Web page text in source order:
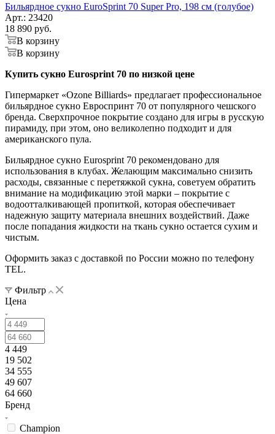
Бильярдное сукно EuroSprint 70 Super Pro, 198 см (голубое)
Арт.: 23420
18 890 руб.
В корзину
В корзину
Купить сукно Eurosprint 70 по низкой цене
Гипермаркет «Ozone Billiards» предлагает профессиональное
бильярдное сукно Евроспринт 70 от популярного чешского
бренда. Сверхпрочное покрытие создано для игры в русскую
пирамиду, при этом, оно великолепно подходит и для
американского пула.
Бильярдное сукно Eurosprint 70 рекомендовано для
использования в клубах. Желающим максимально снизить
расходы, связанные с перетяжкой сукна, советуем обратить
внимание на модификацию этой марки – покрытие с
водоотталкивающей пропиткой, которая обеспечивает
надежную защиту материала внешних воздействий. Даже
после попадания жидкости на ткань сукно остается сухим и
чистым.
Оформить заказ с доставкой по России можно по телефону
TEL.
Фильтр
Цена
4 449
19 502
34 555
49 607
64 660
Бренд
Champion